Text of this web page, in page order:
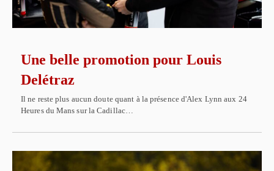
Une belle promotion pour Louis
Delétraz
Il ne reste plus aucun doute quant à la présence d'Alex Lynn aux 24
Heures du Mans sur la Cadillac…